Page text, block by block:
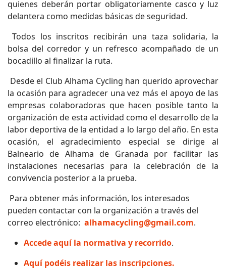
quienes deberán portar obligatoriamente casco y luz
delantera como medidas básicas de seguridad.
Todos los inscritos recibirán una taza solidaria, la
bolsa del corredor y un refresco acompañado de un
bocadillo al finalizar la ruta.
Desde el Club Alhama Cycling han querido aprovechar
la ocasión para agradecer una vez más el apoyo de las
empresas colaboradoras que hacen posible tanto la
organización de esta actividad como el desarrollo de la
labor deportiva de la entidad a lo largo del año. En esta
ocasión, el agradecimiento especial se dirige al
Balneario de Alhama de Granada por facilitar las
instalaciones necesarias para la celebración de la
convivencia posterior a la prueba.
Para obtener más información, los interesados
pueden contactar con la organización a través del
correo electrónico: alhamacycling@gmail.com.
Accede aquí la normativa y recorrido.
Aquí podéis realizar las inscripciones.